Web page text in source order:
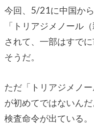
今回、5/21に中国か
「トリアジメノール
されて、一部はすで
そうだ。
ただ「トリアジメノ
が初めてではないん
検査命令が出ている。